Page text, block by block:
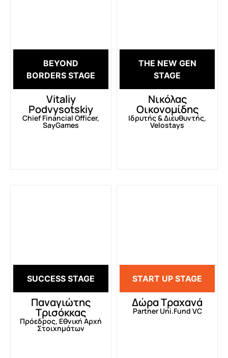
BEYOND
BORDERS STAGE
Vitaliy
Podvysotskiy
Chief Financial Officer,
SayGames
THE NEW GEN
STAGE
Νικόλας
Οικονομίδης
Ιδρυτής & Διευθυντής,
Velostays
SUCCESS STAGE
Παναγιώτης
Τρισόκκας
Πρόεδρος, Εθνική Αρχή
Στοιχημάτων
START UP STAGE
Δώρα Τραχανά
Partner Uni.Fund VC